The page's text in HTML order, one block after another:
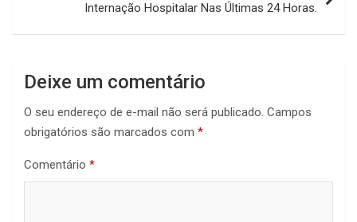
Internação Hospitalar Nas Últimas 24 Horas.
Deixe um comentário
O seu endereço de e-mail não será publicado. Campos
obrigatórios são marcados com *
Comentário *